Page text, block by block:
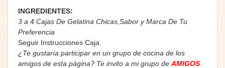
INGREDIENTES:
3 a 4 Cajas De Gelatina Chicas,Sabor y Marca De Tu
Preferencia
Seguir Instrucciones Caja.
¿Te gustaría participar en un grupo de cocina de los
amigos de esta página? Te invito a mi grupo de AMIGOS